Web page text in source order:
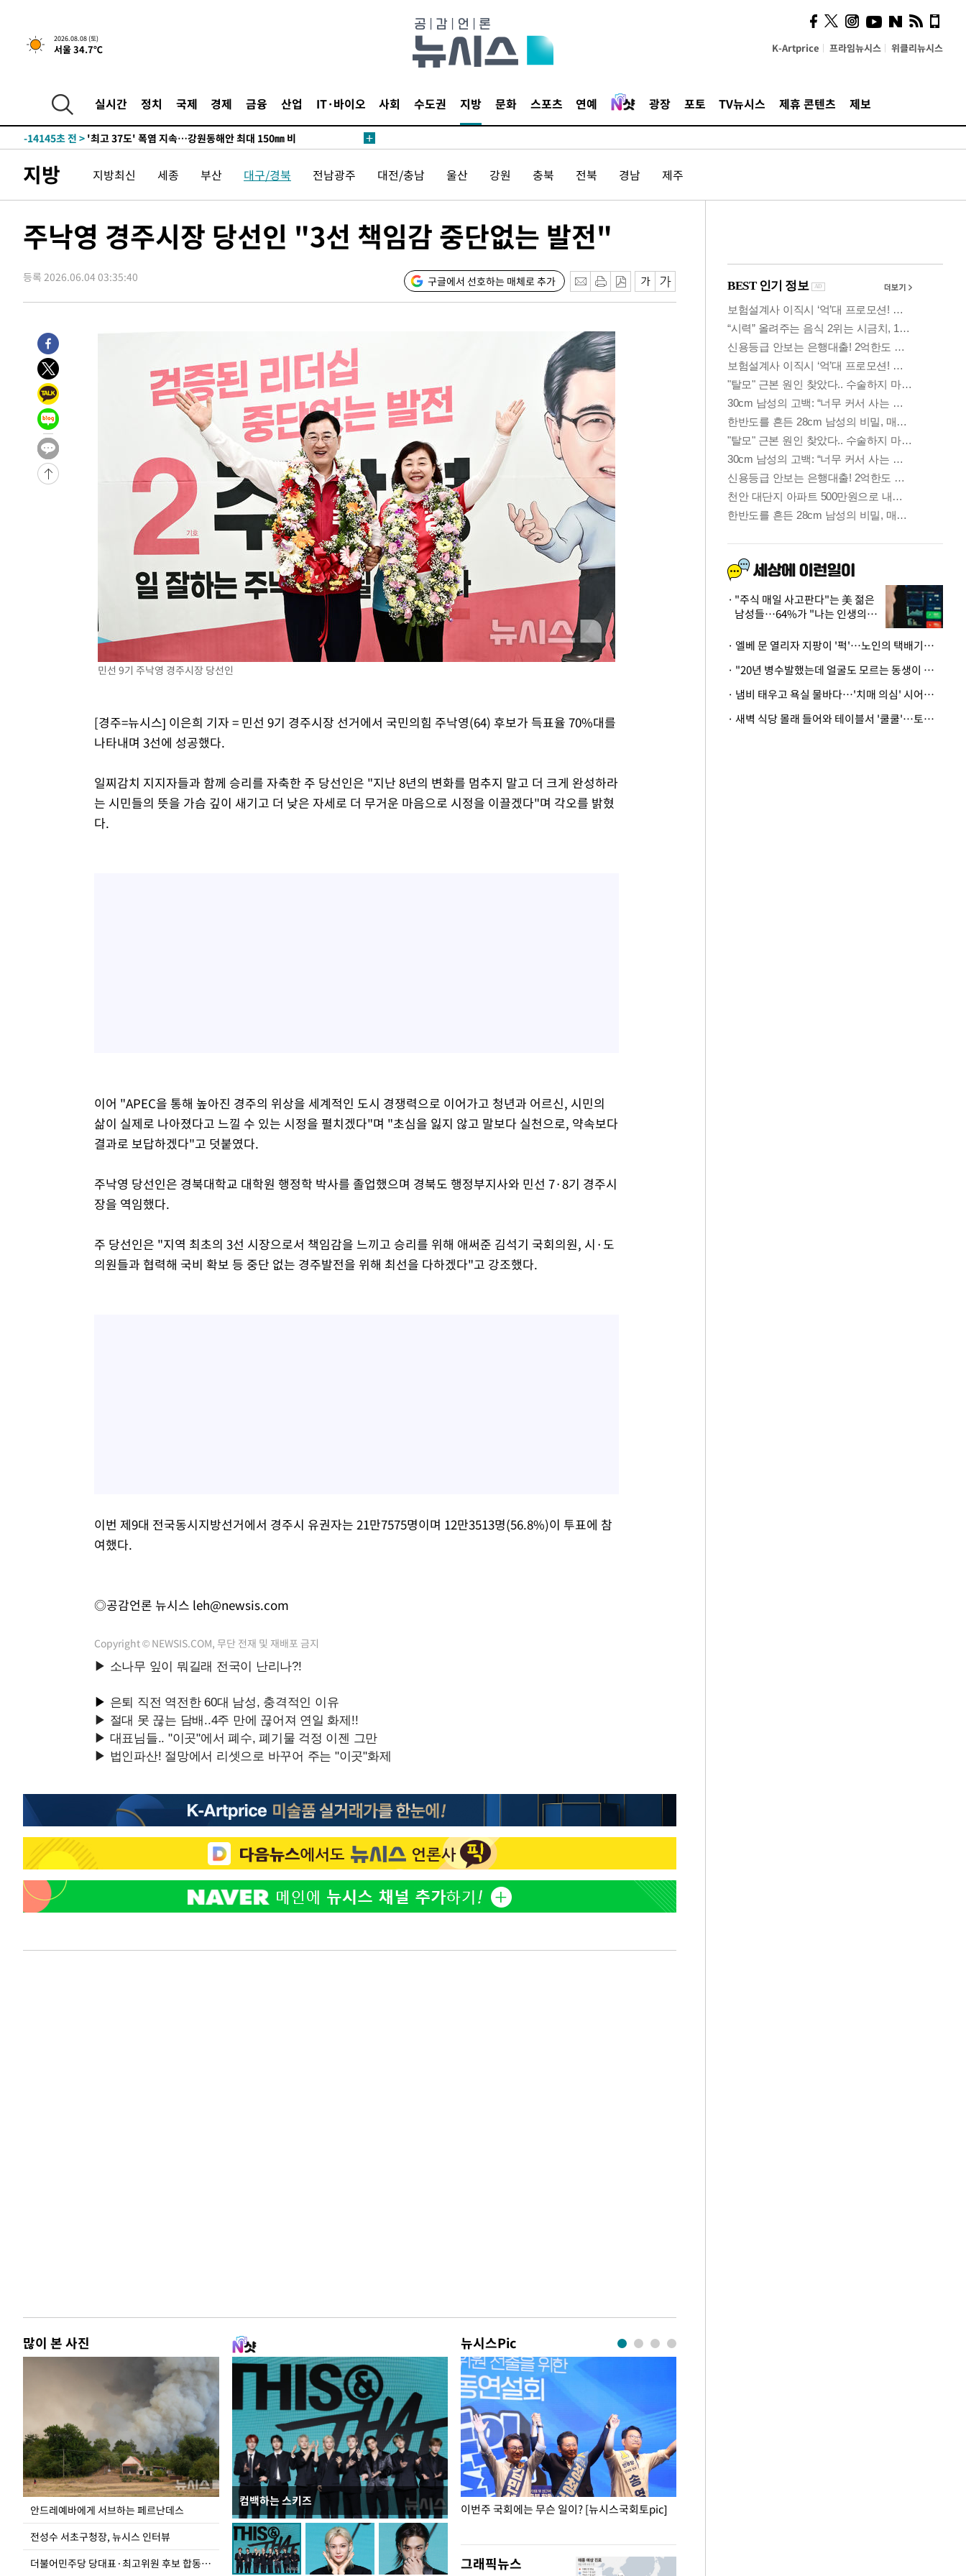
2026.08.08 (토)
서울 34.7℃ K-Artprice 프라임뉴시스 위클리뉴시스
실시간 정치 국제 경제 금융 산업 IT·바이오 사회 수도권 지방 문화 스포츠 연예 광장 포토 TV뉴시스 제휴 콘텐츠 제보
-7271초 전 > [속보]뉴욕증시 상승 마감…S&P 0.6% 나스닥 1.3%↑
주 날씨]
-27007초 전 >
축구협회 "압수수색·성접대 논란 사과…쇄신의 기회로 삼겠다"
-25524초 전 >
송"
-14145초 전 > '최고 37도' 폭염 지속…강원동해안 최대 150㎜ 비
-29989초 전 >
극한폭염 한풀 꺾이지만…'낮 최고 35도' 무더위, 열대야 계속[다음
-27007초 전 >축구협회 "압수수색·성접대 논란 사과…쇄신의 기회로 삼겠다"
송"
-14145초 전 >'최고 37도' 폭염 지속…강원동해안 최대 150㎜ 비
지방 지방최신 세종 부산 대구/경북 전남광주 대전/충남 울산 강원 충북 전북 경남 제주
주낙영 경주시장 당선인 "3선 책임감 중단없는 발전"
등록 2026.06.04 03:35:40 구글에서 선호하는 매체로 추가
민선 9기 주낙영 경주시장 당선인
[경주=뉴시스] 이은희 기자 = 민선 9기 경주시장 선거에서 국민의힘 주낙영(64) 후보가 득표율 70%대를
나타내며 3선에 성공했다.
일찌감치 지지자들과 함께 승리를 자축한 주 당선인은 "지난 8년의 변화를 멈추지 말고 더 크게 완성하라
는 시민들의 뜻을 가슴 깊이 새기고 더 낮은 자세로 더 무거운 마음으로 시정을 이끌겠다"며 각오를 밝혔
다.
이어 "APEC을 통해 높아진 경주의 위상을 세계적인 도시 경쟁력으로 이어가고 청년과 어르신, 시민의
삶이 실제로 나아졌다고 느낄 수 있는 시정을 펼치겠다"며 "초심을 잃지 않고 말보다 실천으로, 약속보다
결과로 보답하겠다"고 덧붙였다.
주낙영 당선인은 경북대학교 대학원 행정학 박사를 졸업했으며 경북도 행정부지사와 민선 7·8기 경주시
장을 역임했다.
주 당선인은 "지역 최초의 3선 시장으로서 책임감을 느끼고 승리를 위해 애써준 김석기 국회의원, 시·도
의원들과 협력해 국비 확보 등 중단 없는 경주발전을 위해 최선을 다하겠다"고 강조했다.
이번 제9대 전국동시지방선거에서 경주시 유권자는 21만7575명이며 12만3513명(56.8%)이 투표에 참
여했다.
◎공감언론 뉴시스 leh@newsis.com
Copyright © NEWSIS.COM, 무단 전재 및 재배포 금지
많이 본 사진
안드레예바에게 서브하는 페르난데스
전성수 서초구청장, 뉴시스 인터뷰
더불어민주당 당대표·최고위원 후보 합동연설회
컴백하는 스키즈
뉴시스Pic
이 대통령, 국가폭력 피해자에 위로·사과…"국가
가 책임지고 치유"
이번주 국회에는 무슨 일이? [뉴시스국회토pic]
그래픽뉴스
시, 스마트폰 액세서리에
NFC 더했다
"주식 매일 사고판다"는 美 젊은
남성들…64%가 "나는 인생의
· 엘베 문 열리자 지팡이 '퍽'…노인의 택배기사 폭행 이유
· "20년 병수발했는데 얼굴도 모르는 동생이 유산 절반을"…배다른 형제 상속권 있을까
· 냄비 태우고 욕실 물바다…'치매 의심' 시어머니 검사 권유했다가 '날벼락'
· 새벽 식당 몰래 들어와 테이블서 '쿨쿨'…토사물 남기고 사라진 남성